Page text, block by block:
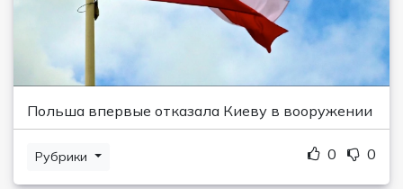
Польша впервые отказала Киеву в вооружении
Рубрики 0 0